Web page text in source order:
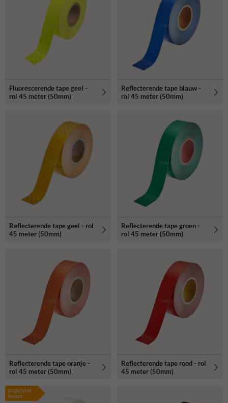
Fluorescerende tape geel -
rol 45 meter (50mm)
Reflecterende tape blauw -
rol 45 meter (50mm)
Reflecterende tape geel - rol
45 meter (50mm)
Reflecterende tape groen -
rol 45 meter (50mm)
Reflecterende tape oranje -
rol 45 meter (50mm)
Reflecterende tape rood - rol
45 meter (50mm)
populaire
keuze